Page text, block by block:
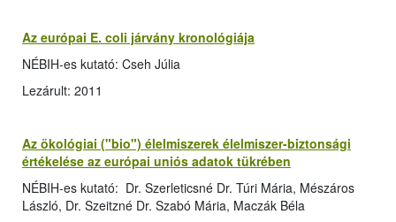
Az európai E. coli járvány kronológiája
NÉBIH-es kutató: Cseh Júlia
Lezárult: 2011
Az ökológiai ("bio") élelmiszerek élelmiszer-biztonsági
értékelése az európai uniós adatok tükrében
NÉBIH-es kutató: Dr. Szerleticsné Dr. Túri Mária, Mészáros
László, Dr. Szeitzné Dr. Szabó Mária, Maczák Béla